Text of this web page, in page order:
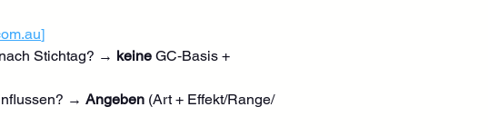
]
Stichtag? → keine GC‑Basis +
→ Angeben (Art + Effekt/Range/